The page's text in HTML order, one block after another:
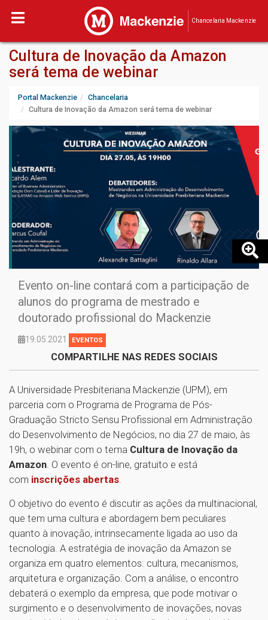
Chancelaria Mackenzie
Cultura de Inovação da Amazon
será tema de webinar
Portal Mackenzie
Chancelaria
Cultura de Inovação da Amazon será tema de webinar
Evento on-line contará com a participação de
alunos do programa de mestrado e
doutorado profissional do Mackenzie
19.05.2021 EVENTOS
COMPARTILHE NAS REDES SOCIAIS
A Universidade Presbiteriana Mackenzie (UPM), em
parceria com o Programa de Programa de Pós-
Graduação Stricto Sensu Profissional em Administração
do Desenvolvimento de Negócios, no dia 27 de maio, às
19h, o webinar com o tema Cultura de Inovação da
Amazon . O evento é on-line, gratuito e está
com inscrições abertas
O objetivo do evento é discutir as ações da multinacional,
que tem uma cultura e abordagem bem peculiares
quanto à inovação, intrinsecamente ligada ao uso da
tecnologia. A estratégia de inovação da Amazon se
organiza em quatro elementos: cultura, mecanismos,
arquitetura e organização. Com a análise, o encontro
debaterá o exemplo da empresa, que pode motivar o
surgimento e o desenvolvimento de inovações, novas